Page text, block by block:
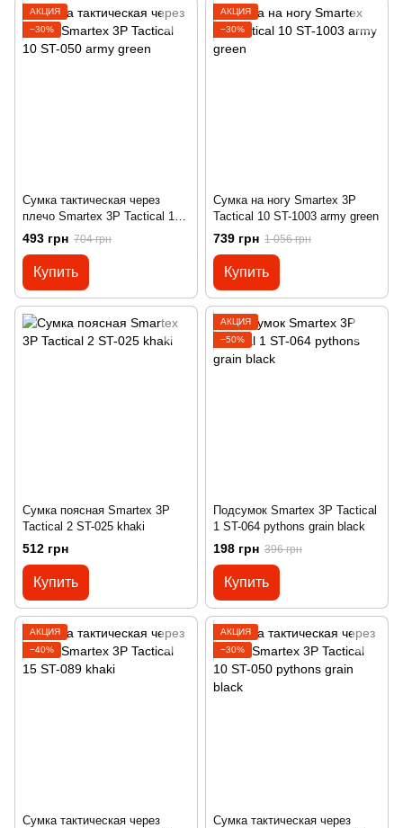
АКЦИЯ
−30%
Сумка тактическая через
плечо Smartex 3P Tactical 10
ST-050 army green
493 грн 704 грн
Купить
АКЦИЯ
−30%
Сумка на ногу Smartex 3P
Tactical 10 ST-1003 army green
739 грн 1 056 грн
Купить
Сумка поясная Smartex 3P
Tactical 2 ST-025 khaki
512 грн
Купить
АКЦИЯ
−50%
Подсумок Smartex 3P Tactical
1 ST-064 pythons grain black
198 грн 396 грн
Купить
АКЦИЯ
−40%
Сумка тактическая через
АКЦИЯ
−30%
Сумка тактическая через